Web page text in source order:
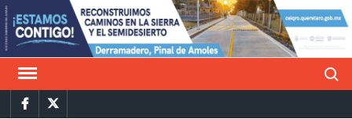
Saltar
al
contenido
FacebookTwitter